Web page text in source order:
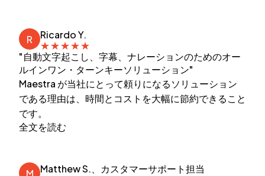
R
Ricardo Y.
★★★★★
"自動文字起こし、字幕、ナレーションのためのオー
ルインワン・ターンキーソリューション"
Maestra が当社にとって頼りになるソリューション
である理由は、時間とコストを大幅に節約できること
です。
全文を読む
M
Matthew S.、カスタマーサポート担当